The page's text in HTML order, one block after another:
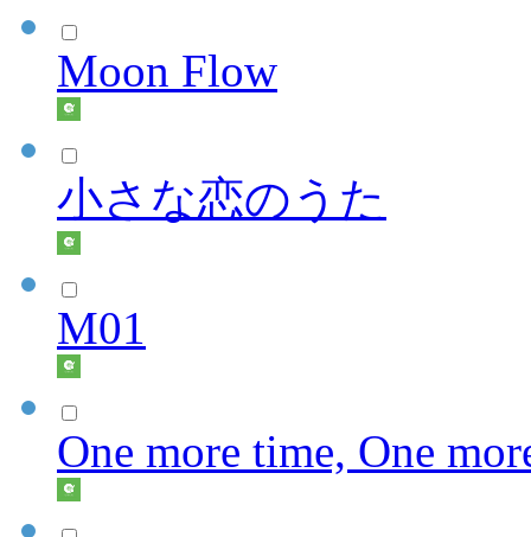
Moon Flow
小さな恋のうた
M01
One more time, One